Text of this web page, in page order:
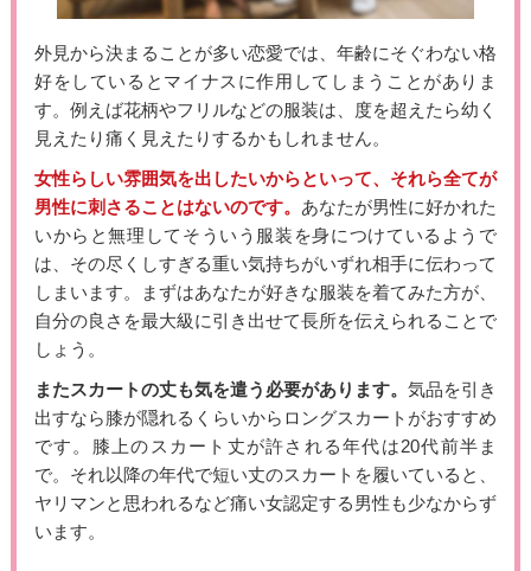
外見から決まることが多い恋愛では、年齢にそぐわない格
好をしているとマイナスに作用してしまうことがありま
す。例えば花柄やフリルなどの服装は、度を超えたら幼く
見えたり痛く見えたりするかもしれません。
女性らしい雰囲気を出したいからといって、それら全てが
男性に刺さることはないのです。 あなたが男性に好かれた
いからと無理してそういう服装を身につけているようで
は、その尽くしすぎる重い気持ちがいずれ相手に伝わって
しまいます。まずはあなたが好きな服装を着てみた方が、
自分の良さを最大級に引き出せて長所を伝えられることで
しょう。
またスカートの丈も気を遣う必要があります。気品を引き
出すなら膝が隠れるくらいからロングスカートがおすすめ
です。膝上のスカート丈が許される年代は20代前半ま
で。それ以降の年代で短い丈のスカートを履いていると、
ヤリマンと思われるなど痛い女認定する男性も少なからず
います。